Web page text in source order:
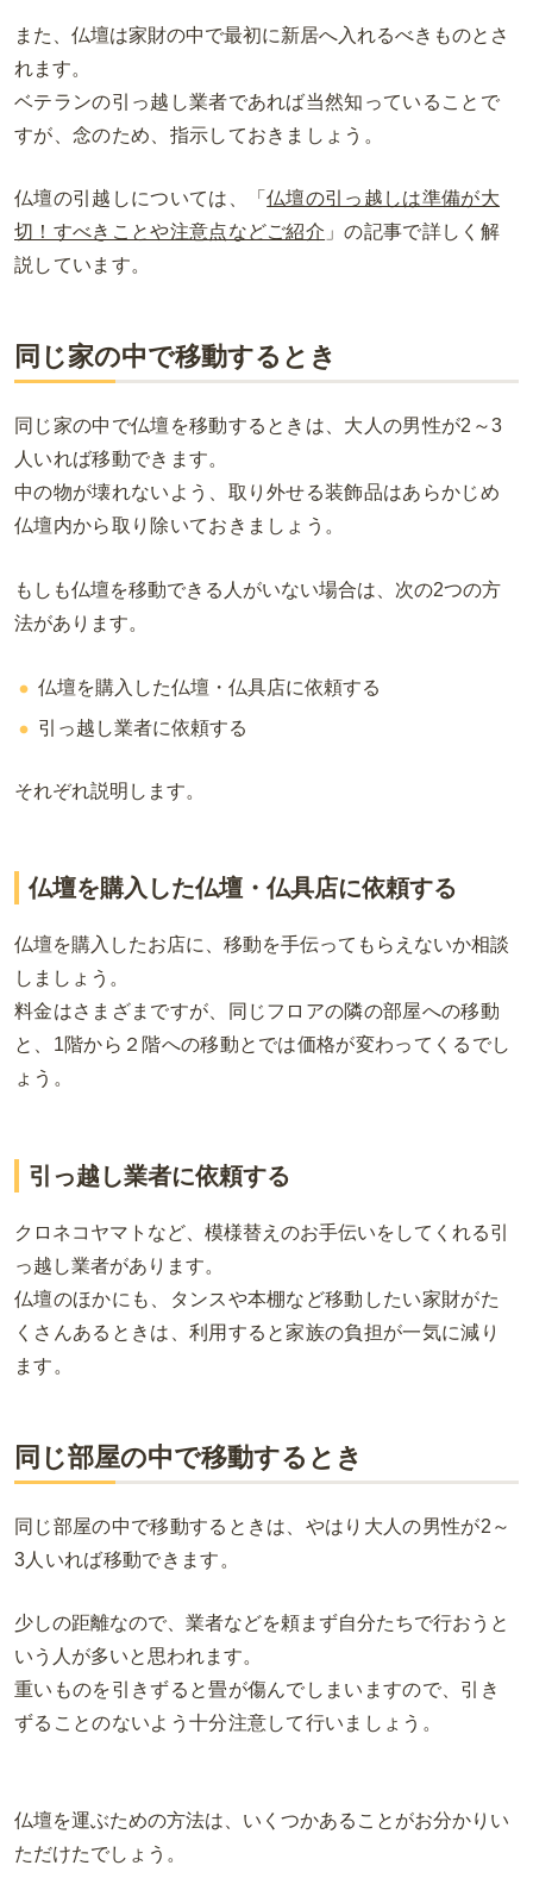
また、仏壇は家財の中で最初に新居へ入れるべきものとさ
れます。
ベテランの引っ越し業者であれば当然知っていることで
すが、念のため、指示しておきましょう。
仏壇の引越しについては、「仏壇の引っ越しは準備が大
切！すべきことや注意点などご紹介 」の記事で詳しく解
説しています。
同じ家の中で移動するとき
同じ家の中で仏壇を移動するときは、大人の男性が2 ～3
人いれば移動できます。
中の物が壊れないよう、取り外せる装飾品はあらかじめ
仏壇内から取り除いておきましょう。
もしも仏壇を移動できる人がいない場合は、次の2つの方
法があります。
仏壇を購入した仏壇・仏具店に依頼する
引っ越し業者に依頼する
それぞれ説明します。
仏壇を購入した仏壇・仏具店に依頼する
仏壇を購入したお店に、移動を手伝ってもらえないか相談
しましょう。
料金はさまざまですが、同じフロアの隣の部屋への移動
と、 1階から２階への移動とでは価格が変わってくるでし
ょう。
引っ越し業者に依頼する
クロネコヤマトなど、模様替えのお手伝いをしてくれる引
っ越し業者があります。
仏壇のほかにも、タンスや本棚など移動したい家財がた
くさんあるときは、利用すると家族の負担が一気に減り
ます。
同じ部屋の中で移動するとき
同じ部屋の中で移動するときは、やはり大人の男性が2～
3人いれば移動できます。
少しの距離なので、業者などを頼まず自分たちで行おうと
いう人が多いと思われます。
重いものを引きずると畳が傷んでしまいますので、引き
ずることのないよう十分注意して行いましょう。
仏壇を運ぶための方法は、いくつかあることがお分かりい
ただけたでしょう。